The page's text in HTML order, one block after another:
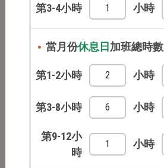
第3-4小時 小時
當月份休息日加班總時數
第1-2小時 小時
第3-8小時 小時
第9-12小
時
小時